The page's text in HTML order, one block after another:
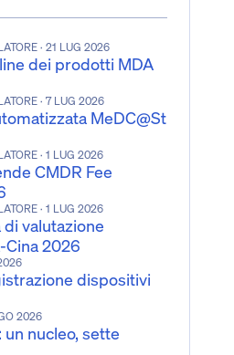
· 21 LUG 2026
dei prodotti MDA
· 7 LUG 2026
MeDC@St
· 1 LUG 2026
CMDR Fee
· 1 LUG 2026
valutazione
Cina 2026
dispositivi
2026
un nucleo, sette